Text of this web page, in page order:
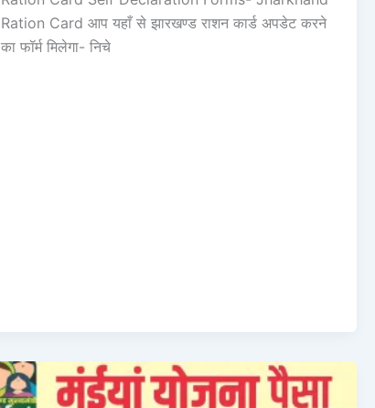
Ration Card आप यहाँ से झारखण्ड राशन कार्ड अपडेट करने
का फॉर्म मिलेगा- निचे